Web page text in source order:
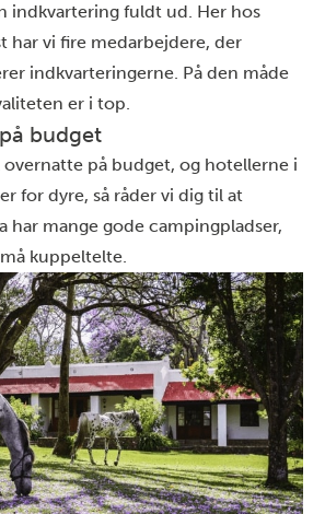
indkvartering fuldt ud. Her hos
har vi fire medarbejdere, der
indkvarteringerne. På den måde
er i top.
budget
overnatte på budget, og hotellerne i
for dyre, så råder vi dig til at
har mange gode campingpladser,
kuppeltelte.